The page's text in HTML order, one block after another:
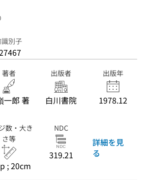
別子
著者
一郎 著
出版者
白川書院
出版年
1978.12
数・大き
さ等
; 20cm
NDC
319.21
詳細を見
る